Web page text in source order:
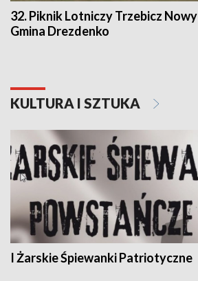
32. Piknik Lotniczy Trzebicz Nowy
Gmina Drezdenko
KULTURA I SZTUKA
I Żarskie Śpiewanki Patriotyczne